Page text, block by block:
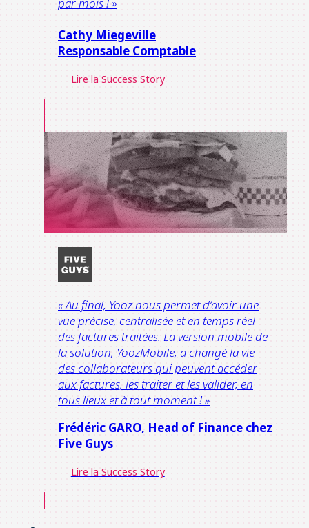
Cathy Miegeville
Responsable Comptable
Lire la Success Story
« Au final, Yooz nous permet d’avoir une
vue précise, centralisée et en temps réel
des factures traitées. La version mobile de
la solution, YoozMobile, a changé la vie
des collaborateurs qui peuvent accéder
aux factures, les traiter et les valider, en
tous lieux et à tout moment ! »
Frédéric GARO, Head of Finance chez
Five Guys
Lire la Success Story